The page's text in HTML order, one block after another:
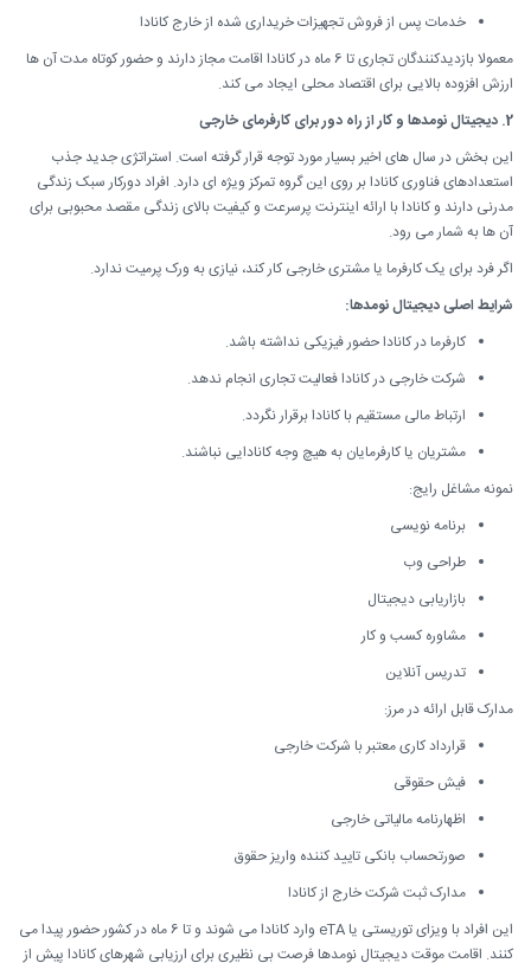
خدمات پس از فروش تجهیزات خریداری شده از خارج کانادا
معمولا بازدیدکنندگان تجاری تا 6 ماه در کانادا اقامت مجاز دارند و حضور کوتاه مدت آن ها
ارزش افزوده بالایی برای اقتصاد محلی ایجاد می کند.
2. دیجیتال نومدها و کار از راه دور برای کارفرمای خارجی
این بخش در سال های اخیر بسیار مورد توجه قرار گرفته است. استراتژی جدید جذب
استعدادهای فناوری کانادا بر روی این گروه تمرکز ویژه ای دارد. افراد دورکار سبک زندگی
مدرنی دارند و کانادا با ارائه اینترنت پرسرعت و کیفیت بالای زندگی مقصد محبوبی برای
آن ها به شمار می رود.
اگر فرد برای یک کارفرما یا مشتری خارجی کار کند، نیازی به ورک پرمیت ندارد.
شرایط اصلی دیجیتال نومدها:
کارفرما در کانادا حضور فیزیکی نداشته باشد.
شرکت خارجی در کانادا فعالیت تجاری انجام ندهد.
ارتباط مالی مستقیم با کانادا برقرار نگردد.
مشتریان یا کارفرمایان به هیچ وجه کانادایی نباشند.
نمونه مشاغل رایج:
برنامه نویسی
طراحی وب
بازاریابی دیجیتال
مشاوره کسب و کار
تدریس آنلاین
مدارک قابل ارائه در مرز:
قرارداد کاری معتبر با شرکت خارجی
فیش حقوقی
اظهارنامه مالیاتی خارجی
صورتحساب بانکی تایید کننده واریز حقوق
مدارک ثبت شرکت خارج از کانادا
این افراد با ویزای توریستی یا eTA وارد کانادا می شوند و تا 6 ماه در کشور حضور پیدا می
کنند. اقامت موقت دیجیتال نومدها فرصت بی نظیری برای ارزیابی شهرهای کانادا پیش از